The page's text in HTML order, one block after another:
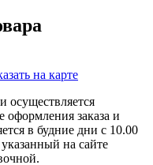
на карте
осуществляется
оформления заказа и
в будние дни с 10.00
на сайте